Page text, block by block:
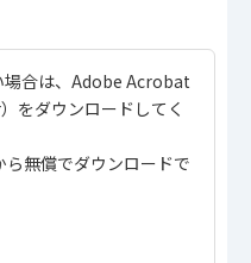
場合は、Adobe Acrobat
をダウンロードしてく
無償でダウンロードで